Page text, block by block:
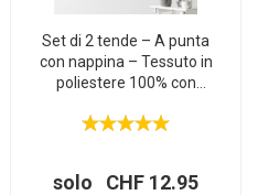
Set di 2 tende – A punta
con nappina – Tessuto in
poliestere 100% con
grigio – 60x90 cm –
solo CHF 12.95